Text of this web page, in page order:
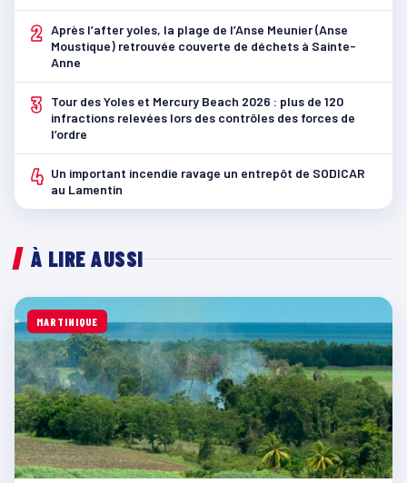
2 Après l’after yoles, la plage de l’Anse Meunier (Anse
Moustique) retrouvée couverte de déchets à Sainte-
Anne
3
Tour des Yoles et Mercury Beach 2026 : plus de 120
infractions relevées lors des contrôles des forces de
l’ordre
4 Un important incendie ravage un entrepôt de SODICAR
au Lamentin
À LIRE AUSSI
MARTINIQUE